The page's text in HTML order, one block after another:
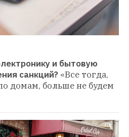
и бытовую
санкций? «Все тогда,
домам, больше не будем